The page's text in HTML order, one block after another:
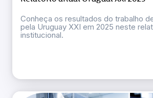
Conheça os resultados do trabalho
pela Uruguay XXI em 2025 neste
institucional.